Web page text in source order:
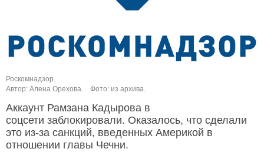
Роскомнадзор.
Автор: Алена Орехова.
Фото: из архива.
Аккаунт Рамзана Кадырова в
соцсети заблокировали. Оказалось, что сделали
это из-за санкций, введенных Америкой в
отношении главы Чечни.